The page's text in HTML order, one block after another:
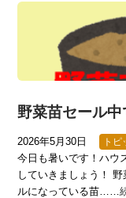
野菜苗セール中
2026年5月30日 トピ
今日も暑いです！ハウ
していきましょう！
ルになっている苗……